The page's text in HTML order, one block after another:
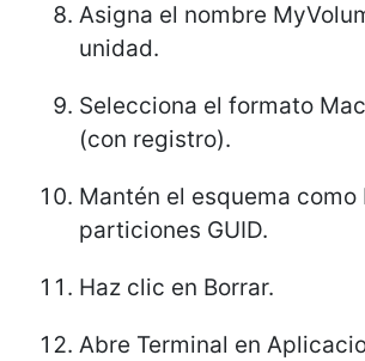
Asigna el nombre
unidad.
Selecciona el formato
(con registro).
Mantén el esquema como
particiones GUID.
Haz clic en Borrar.
Abre Terminal en